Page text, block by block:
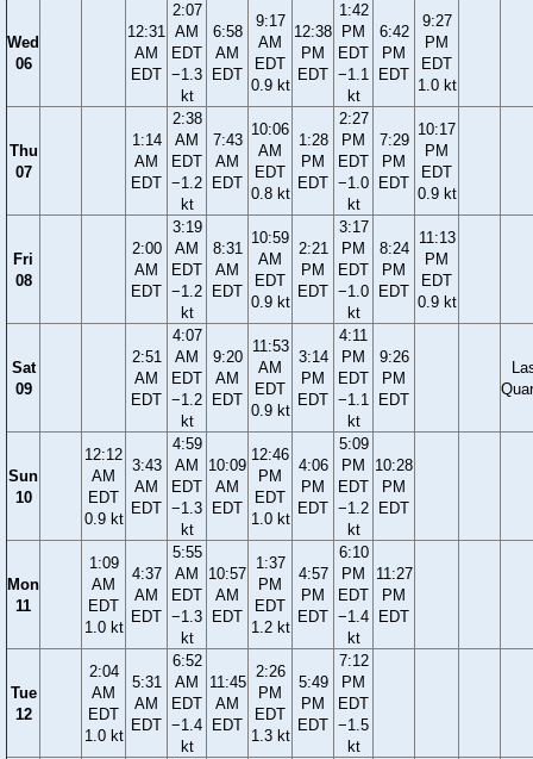
Wed
06
12:31
AM
EDT
2:07
AM
EDT
−1.3
kt
6:58
AM
EDT
9:17
AM
EDT
0.9 kt
12:38
PM
EDT
1:42
PM
EDT
−1.1
kt
6:42
PM
EDT
9:27
PM
EDT
1.0 kt
Thu
07
1:14
AM
EDT
2:38
AM
EDT
−1.2
kt
7:43
AM
EDT
10:06
AM
EDT
0.8 kt
1:28
PM
EDT
2:27
PM
EDT
−1.0
kt
7:29
PM
EDT
10:17
PM
EDT
0.9 kt
Fri
08
2:00
AM
EDT
3:19
AM
EDT
−1.2
kt
8:31
AM
EDT
10:59
AM
EDT
0.9 kt
2:21
PM
EDT
3:17
PM
EDT
−1.0
kt
8:24
PM
EDT
11:13
PM
EDT
0.9 kt
Sat
09
2:51
AM
EDT
4:07
AM
EDT
−1.2
kt
9:20
AM
EDT
11:53
AM
EDT
0.9 kt
3:14
PM
EDT
4:11
PM
EDT
−1.1
kt
9:26
PM
EDT
Sun
10
12:12
AM
EDT
0.9 kt
3:43
AM
EDT
4:59
AM
EDT
−1.3
kt
10:09
AM
EDT
12:46
PM
EDT
1.0 kt
4:06
PM
EDT
5:09
PM
EDT
−1.2
kt
10:28
PM
EDT
Mon
11
1:09
AM
EDT
1.0 kt
4:37
AM
EDT
5:55
AM
EDT
−1.3
kt
10:57
AM
EDT
1:37
PM
EDT
1.2 kt
4:57
PM
EDT
6:10
PM
EDT
−1.4
kt
11:27
PM
EDT
Tue
12
2:04
AM
EDT
1.0 kt
5:31
AM
EDT
6:52
AM
EDT
−1.4
kt
11:45
AM
EDT
2:26
PM
EDT
1.3 kt
5:49
PM
EDT
7:12
PM
EDT
−1.5
kt